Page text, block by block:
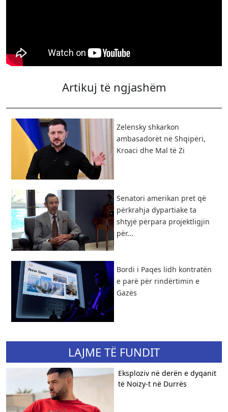
Artikuj të ngjashëm
Zelensky shkarkon
ambasadorët në Shqipëri,
Kroaci dhe Mal të Zi
Senatori amerikan pret që
përkrahja dypartiake ta
shtyjë përpara projektligjin
për...
Bordi i Paqes lidh kontratën
e parë për rindërtimin e
Gazës
LAJME TË FUNDIT
Eksploziv në derën e dyqanit
të Noizy-t në Durrës